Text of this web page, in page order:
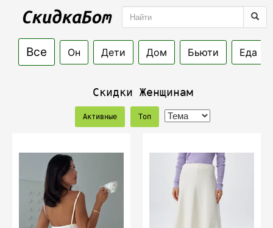
Все Он Дети Дом Бьюти Еда
Скидки Женщинам
Активные Топ